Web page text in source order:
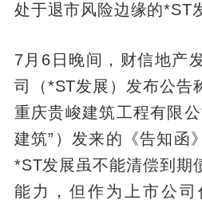
处于退市风险边缘的*ST
7月6日晚间，财信地产
司（*ST发展）发布公告
重庆贵峻建筑工程有限
建筑”）发来的《告知函
*ST发展虽不能清偿到期
能力，但作为上市公